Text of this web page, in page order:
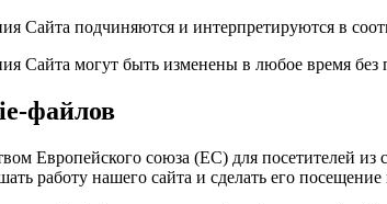
Сайта подчиняются и интерпретируются в
Сайта могут быть изменены в любое время без
файлов
Европейского союза (ЕС) для
работу нашего сайта и сделать его